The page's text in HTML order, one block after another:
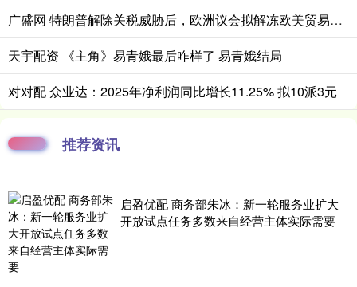
广盛网 特朗普解除关税威胁后，欧洲议会拟解冻欧美贸易协定审议，格陵兰总理重申底线
天宇配资 《主角》易青娥最后咋样了 易青娥结局
对对配 众业达：2025年净利润同比增长11.25% 拟10派3元
推荐资讯
启盈优配 商务部朱冰：新一轮服务业扩大
开放试点任务多数来自经营主体实际需要